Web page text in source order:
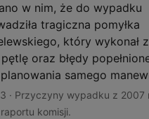
w nim, że do wypadku
tragiczna pomyłka
który wykonał
oraz błędy
samego
· Przyczyny wypadku z 2007
komisji.